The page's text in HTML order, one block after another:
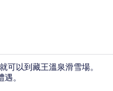
可以到藏王溫泉滑雪場。
。